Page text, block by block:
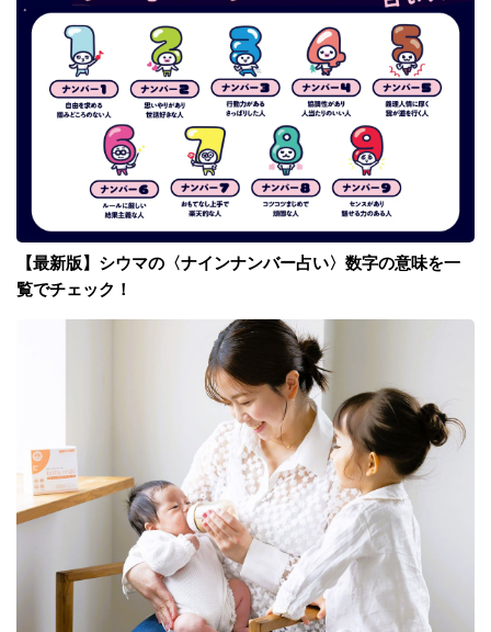
【最新版】シウマの〈ナインナンバー占い〉数字の意味を一
覧でチェック！